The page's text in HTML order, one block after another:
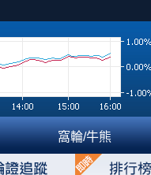
窩輪/牛熊